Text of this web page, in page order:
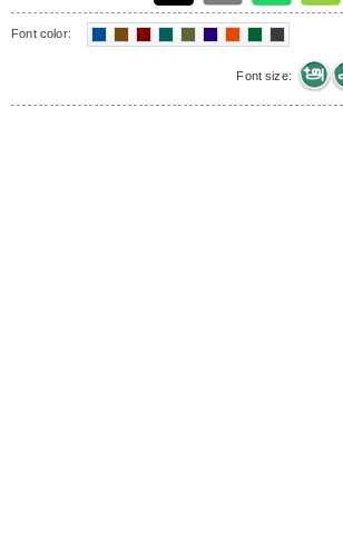
Font color:
Font size: